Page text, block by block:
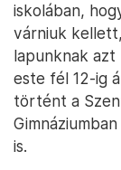
iskolában,
várniuk
lapunknak
este fél 12-ig
történt a
is.